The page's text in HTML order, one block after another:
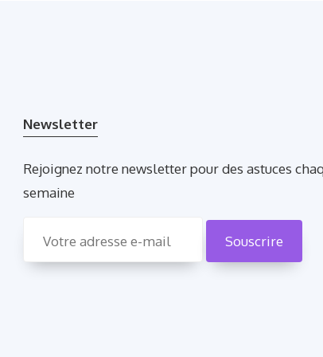
Newsletter
Rejoignez notre newsletter pour des astuces
semaine